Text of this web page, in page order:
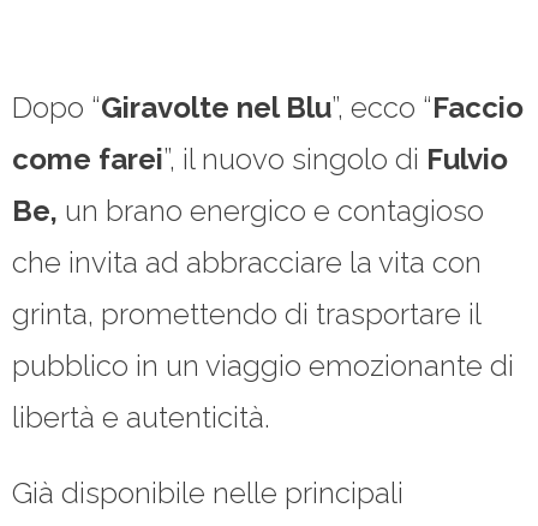
Dopo “Giravolte nel Blu”, ecco “Faccio
come farei”, il nuovo singolo di Fulvio
Be, un brano energico e contagioso
che invita ad abbracciare la vita con
grinta, promettendo di trasportare il
pubblico in un viaggio emozionante di
libertà e autenticità.
Già disponibile nelle principali